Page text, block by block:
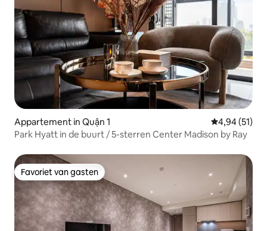
Appartement in Quận 1 Gemiddelde
4,94 (51)
Park Hyatt in de buurt / 5-sterren Center Madison by Ray
Favoriet van gasten
Favoriet van gasten